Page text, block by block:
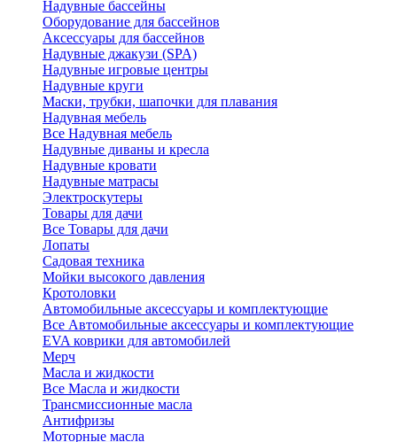
Надувные бассейны
Оборудование для бассейнов
Аксессуары для бассейнов
Надувные джакузи (SPA)
Надувные игровые центры
Надувные круги
Маски, трубки, шапочки для плавания
Надувная мебель
Все Надувная мебель
Надувные диваны и кресла
Надувные кровати
Надувные матрасы
Электроскутеры
Товары для дачи
Все Товары для дачи
Лопаты
Садовая техника
Мойки высокого давления
Кротоловки
Автомобильные аксессуары и комплектующие
Все Автомобильные аксессуары и комплектующие
EVA коврики для автомобилей
Мерч
Масла и жидкости
Все Масла и жидкости
Трансмиссионные масла
Антифризы
Моторные масла